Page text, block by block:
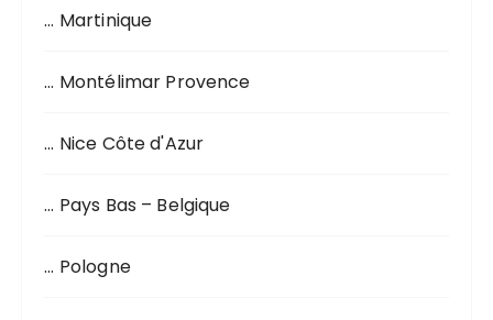
… Martinique
… Montélimar Provence
… Nice Côte d'Azur
… Pays Bas – Belgique
… Pologne